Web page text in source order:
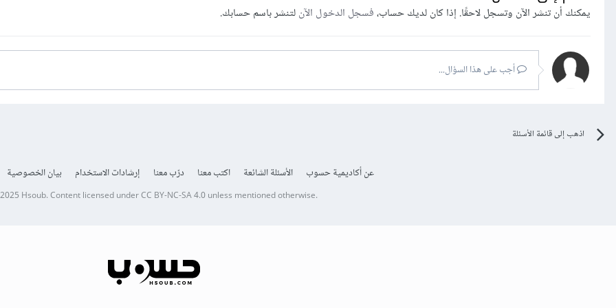
يمكنك أن تنشر الآن وتسجل لاحقًا. إذا كان لديك حساب،فسجل الدخول الآنلتنشر باسم حسابك.
أجب على هذا السؤال...
اذهب إلى قائمة الأسئلة
عن أكاديمية حسوب الأسئلة الشائعة اكتب معنا درّب معنا إرشادات الاستخدام بيان الخصوصية
Hsoub.Content licensed underCC BY-NC-SA 4.0unless mentioned otherwise.